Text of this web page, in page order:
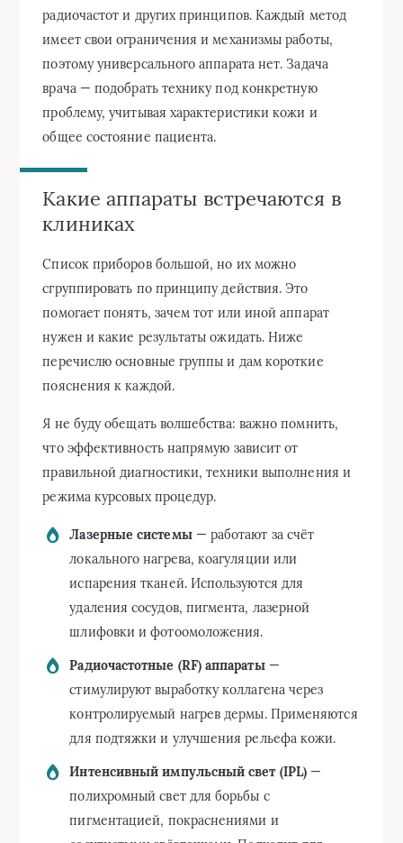
радиочастот и других принципов. Каждый метод
имеет свои ограничения и механизмы работы,
поэтому универсального аппарата нет. Задача
врача — подобрать технику под конкретную
проблему, учитывая характеристики кожи и
общее состояние пациента.
Какие аппараты встречаются в
клиниках
Список приборов большой, но их можно
сгруппировать по принципу действия. Это
помогает понять, зачем тот или иной аппарат
нужен и какие результаты ожидать. Ниже
перечислю основные группы и дам короткие
пояснения к каждой.
Я не буду обещать волшебства: важно помнить,
что эффективность напрямую зависит от
правильной диагностики, техники выполнения и
режима курсовых процедур.
Лазерные системы— работают за счёт
локального нагрева, коагуляции или
испарения тканей. Используются для
удаления сосудов, пигмента, лазерной
шлифовки и фотоомоложения.
Радиочастотные (RF) аппараты—
стимулируют выработку коллагена через
контролируемый нагрев дермы. Применяются
для подтяжки и улучшения рельефа кожи.
Интенсивный импульсный свет (IPL) —
полихромный свет для борьбы с
пигментацией, покраснениями и